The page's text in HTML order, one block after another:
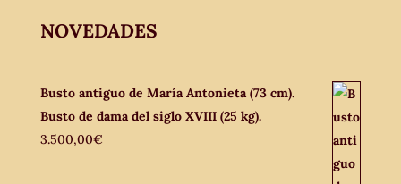
NOVEDADES
Busto antiguo de María Antonieta (73 cm).
Busto de dama del siglo XVIII (25 kg).
3.500,00€